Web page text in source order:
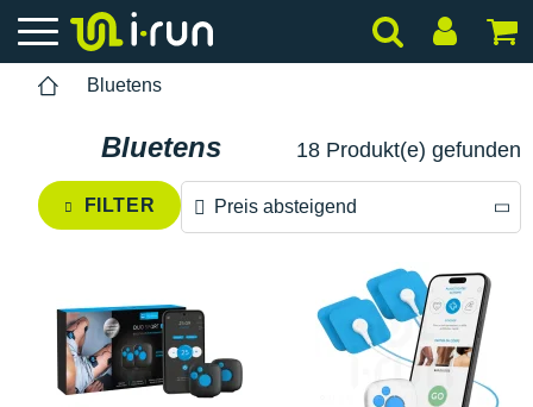
Bluetens
Bluetens 18 Produkt(e) gefunden
FILTER Preis absteigend
Preis aufsteigend